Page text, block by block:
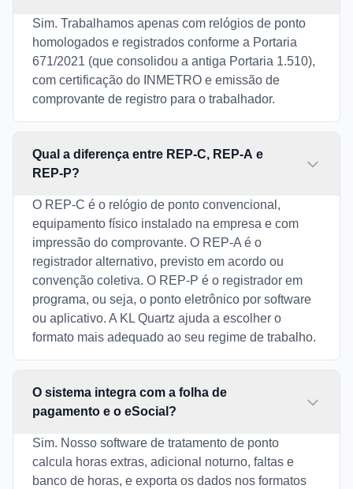
Sim. Trabalhamos apenas com relógios de ponto
homologados e registrados conforme a Portaria
671/2021 (que consolidou a antiga Portaria 1.510),
com certificação do INMETRO e emissão de
comprovante de registro para o trabalhador.
Qual a diferença entre REP-C, REP-A e
REP-P?
O REP-C é o relógio de ponto convencional,
equipamento físico instalado na empresa e com
impressão do comprovante. O REP-A é o
registrador alternativo, previsto em acordo ou
convenção coletiva. O REP-P é o registrador em
programa, ou seja, o ponto eletrônico por software
ou aplicativo. A KL Quartz ajuda a escolher o
formato mais adequado ao seu regime de trabalho.
O sistema integra com a folha de
pagamento e o eSocial?
Sim. Nosso software de tratamento de ponto
calcula horas extras, adicional noturno, faltas e
banco de horas, e exporta os dados nos formatos